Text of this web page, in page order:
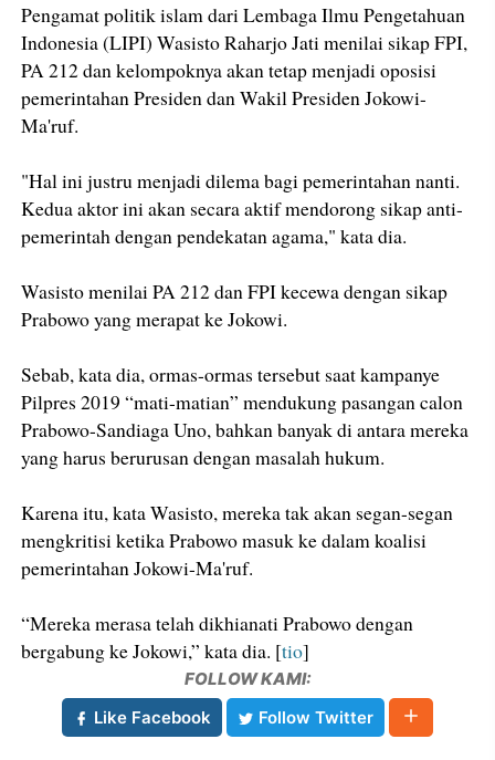
Pengamat politik islam dari Lembaga Ilmu Pengetahuan
Indonesia (LIPI) Wasisto Raharjo Jati menilai sikap FPI,
PA 212 dan kelompoknya akan tetap menjadi oposisi
pemerintahan Presiden dan Wakil Presiden Jokowi-
Ma'ruf.
"Hal ini justru menjadi dilema bagi pemerintahan nanti.
Kedua aktor ini akan secara aktif mendorong sikap anti-
pemerintah dengan pendekatan agama," kata dia.
Wasisto menilai PA 212 dan FPI kecewa dengan sikap
Prabowo yang merapat ke Jokowi.
Sebab, kata dia, ormas-ormas tersebut saat kampanye
Pilpres 2019 “mati-matian” mendukung pasangan calon
Prabowo-Sandiaga Uno, bahkan banyak di antara mereka
yang harus berurusan dengan masalah hukum.
Karena itu, kata Wasisto, mereka tak akan segan-segan
mengkritisi ketika Prabowo masuk ke dalam koalisi
pemerintahan Jokowi-Ma'ruf.
“Mereka merasa telah dikhianati Prabowo dengan
bergabung ke Jokowi,” kata dia. [tio]
FOLLOW KAMI:
Like Facebook
Follow Twitter